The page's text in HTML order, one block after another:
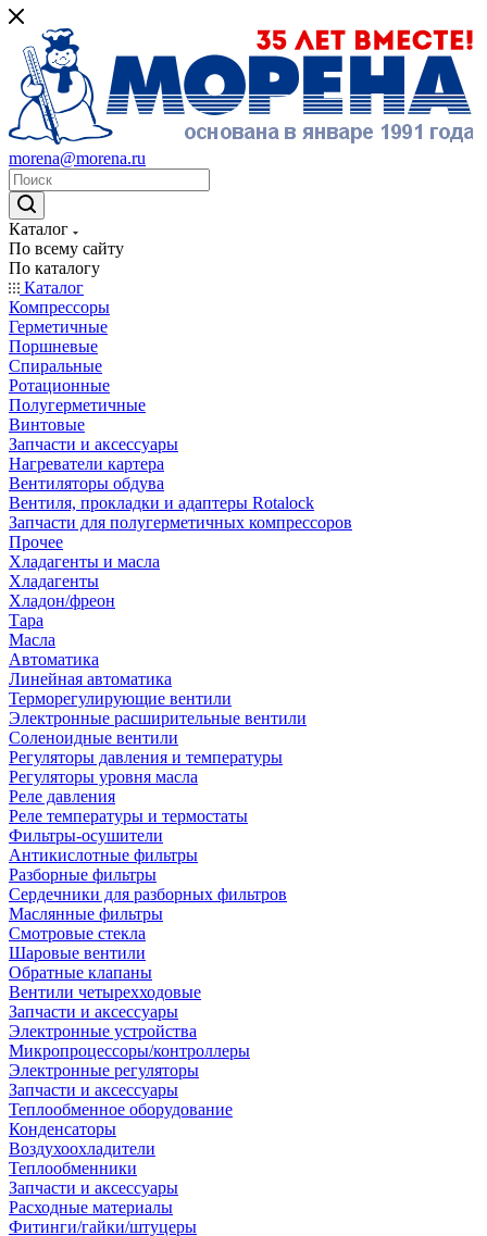
morena@morena.ru
Каталог
По всему сайту
По каталогу
Каталог
Компрессоры
Герметичные
Поршневые
Спиральные
Ротационные
Полугерметичные
Винтовые
Запчасти и аксессуары
Нагреватели картера
Вентиляторы обдува
Вентиля, прокладки и адаптеры Rotalock
Запчасти для полугерметичных компрессоров
Прочее
Хладагенты и масла
Хладагенты
Хладон/фреон
Тара
Масла
Автоматика
Линейная автоматика
Терморегулирующие вентили
Электронные расширительные вентили
Соленоидные вентили
Регуляторы давления и температуры
Регуляторы уровня масла
Реле давления
Реле температуры и термостаты
Фильтры-осушители
Антикислотные фильтры
Разборные фильтры
Сердечники для разборных фильтров
Маслянные фильтры
Смотровые стекла
Шаровые вентили
Обратные клапаны
Вентили четырехходовые
Запчасти и аксессуары
Электронные устройства
Микропроцессоры/контроллеры
Электронные регуляторы
Запчасти и аксессуары
Теплообменное оборудование
Конденсаторы
Воздухоохладители
Теплообменники
Запчасти и аксессуары
Расходные материалы
Фитинги/гайки/штуцеры